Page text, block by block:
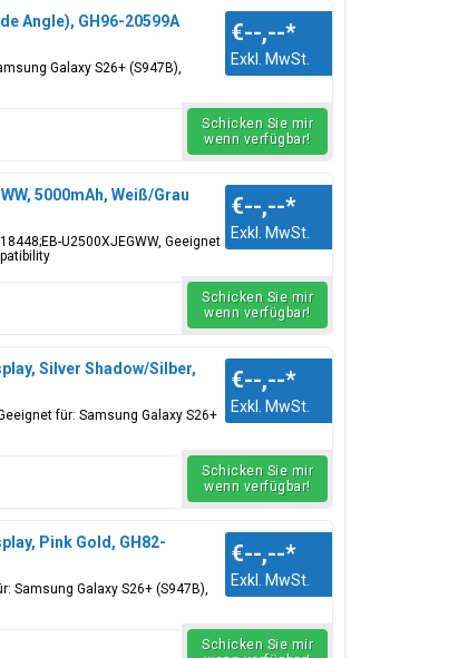
Angle), GH96-20599A
Galaxy S26+ (S947B),
€--,--*
Exkl. MwSt.
Schicken Sie mir
wenn verfügbar!
5000mAh, Weiß/Grau
U2500XJEGWW, Geeignet
€--,--*
Exkl. MwSt.
Schicken Sie mir
wenn verfügbar!
Silver Shadow/Silber,
für: Samsung Galaxy S26+
€--,--*
Exkl. MwSt.
Schicken Sie mir
wenn verfügbar!
Pink Gold, GH82-
Samsung Galaxy S26+ (S947B),
€--,--*
Exkl. MwSt.
Schicken Sie mir